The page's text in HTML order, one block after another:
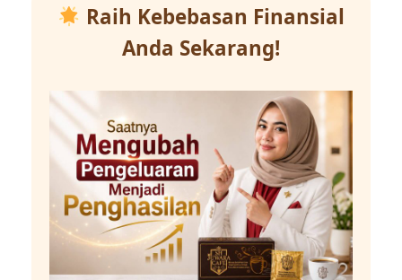
Raih Kebebasan Finansial
Anda Sekarang!